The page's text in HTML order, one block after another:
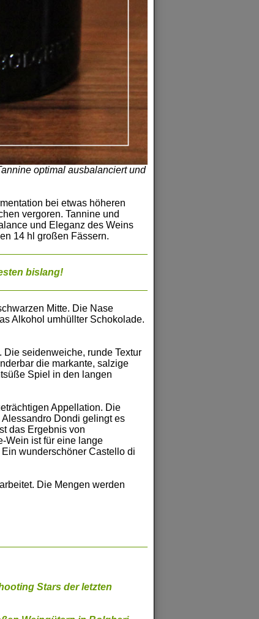
optimal ausbalanciert und
bei etwas höheren
vergoren. Tannine und
und Eleganz des Weins
14 hl großen Fässern.
bislang!
Mitte. Die Nase
Alkohol umhüllter Schokolade.
seidenweiche, runde Textur
die markante, salzige
Spiel in den langen
Appellation. Die
Dondi gelingt es
das Ergebnis von
Wein ist für eine lange
wunderschöner Castello di
Die Mengen werden
Stars der letzten